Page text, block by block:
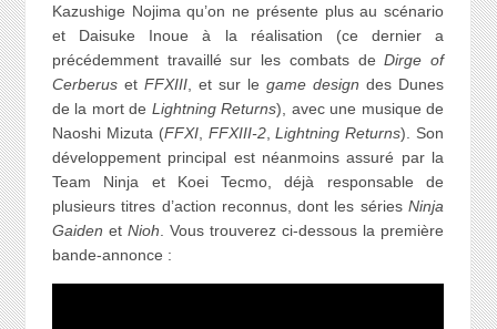
Kazushige Nojima qu’on ne présente plus au scénario
et Daisuke Inoue à la réalisation (ce dernier a
précédemment travaillé sur les combats deDirge of
Cerberuset FFXIII, et sur legame design des Dunes
de la mort de Lightning Returns), avec une musique de
Naoshi Mizuta (FFXI, FFXIII-2,Lightning Returns). Son
développement principal est néanmoins assuré par la
Team Ninja et Koei Tecmo, déjà responsable de
plusieurs titres d’action reconnus, dont les sériesNinja
Gaiden et Nioh . Vous trouverez ci-dessous la première
bande-annonce :